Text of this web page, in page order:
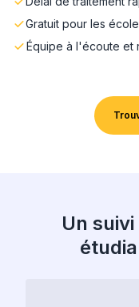
Gratuit pour les
Équipe à l'écoute et
Un